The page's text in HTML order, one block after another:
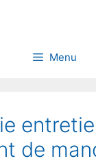
Menu
de